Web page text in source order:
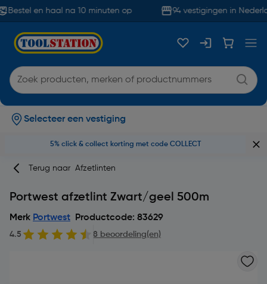
Bestel en haal na 10 minuten op 94 vestigingen in
Selecteer een vestiging
5% click & collect korting met code COLLECT
Terug naar Afzetlinten
Portwest afzetlint Zwart/geel 500m
Merk Portwest Productcode: 83629
4.5 8 beoordeling(en)